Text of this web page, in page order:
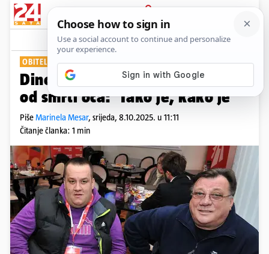
PRIJAVA
Show Komentari
OBITELJ JE SHRVANA
Dino Bešlić oglasio se prvi put
od smrti oca: 'Tako je, kako je'
PišeMarinela Mesar, srijeda, 8.10.2025. u 11:11
Čitanje članka: 1 min